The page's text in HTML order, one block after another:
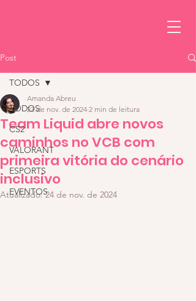
Post
TODOS
CS2
VALORANT
ESPORTS
EVENTOS
TODOS
Team Liquid abre novos
caminhos no VCB com
primeira vitória do cenário
inclusivo
Amanda Abreu
23 de nov. de 2024 2 min de leitura
Atualizado:24 de nov. de 2024